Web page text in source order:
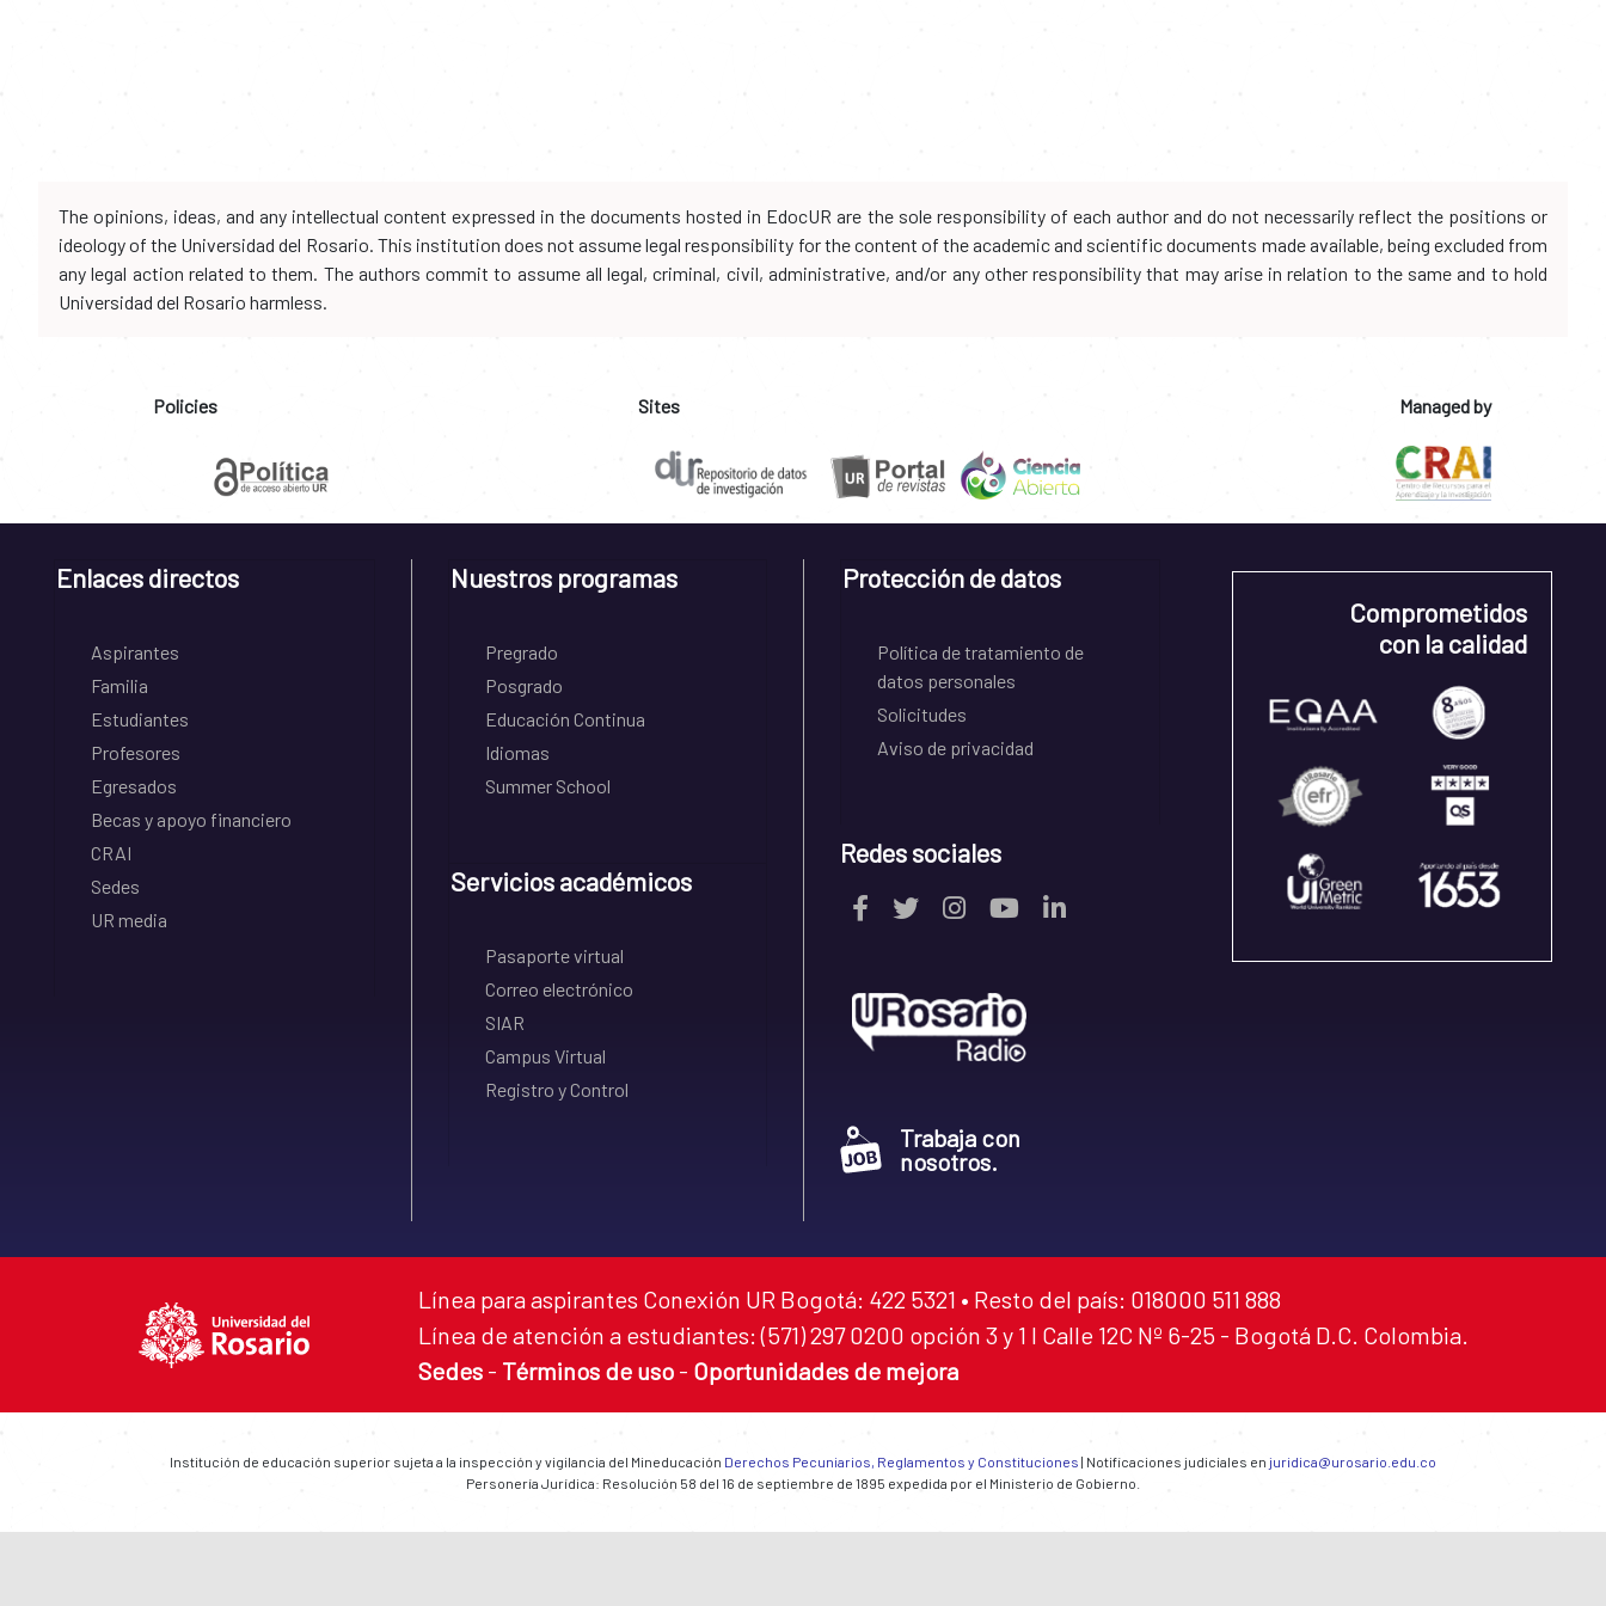
The opinions, ideas, and any intellectual content expressed in the documents hosted in EdocUR are the sole responsibility of each author and do not necessarily reflect the positions or
ideology of the Universidad del Rosario. This institution does not assume legal responsibility for the content of the academic and scientific documents made available, being excluded from
any legal action related to them. The authors commit to assume all legal, criminal, civil, administrative, and/or any other responsibility that may arise in relation to the same and to hold
Universidad del Rosario harmless.
Policies Sites Managed by
Enlaces directos
Aspirantes
Familia
Estudiantes
Profesores
Egresados
Becas y apoyo financiero
CRAI
Sedes
UR media
Nuestros programas
Pregrado
Posgrado
Educación Continua
Idiomas
Summer School
Servicios académicos
Pasaporte virtual
Correo electrónico
SIAR
Campus Virtual
Registro y Control
Protección de datos
Política de tratamiento de
datos personales
Solicitudes
Aviso de privacidad
Redes sociales
Trabaja con
nosotros.
Comprometidos
con la calidad
Línea para aspirantes Conexión UR Bogotá: 422 5321 • Resto del país: 018000 511 888
Línea de atención a estudiantes: (571) 297 0200 opción 3 y 1 I Calle 12C Nº 6-25 - Bogotá D.C. Colombia.
Sedes - Términos de uso - Oportunidades de mejora
Institución de educación superior sujeta a la inspección y vigilancia del Mineducación Derechos Pecuniarios, Reglamentos y Constituciones | Notificaciones judiciales en juridica@urosario.edu.co
Personería Jurídica: Resolución 58 del 16 de septiembre de 1895 expedida por el Ministerio de Gobierno.